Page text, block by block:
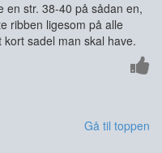
str. 38-40 på sådan en,
ribben ligesom på alle
sadel man skal have.
Gå til toppen